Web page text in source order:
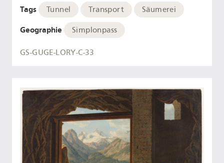
Tags Tunnel Transport Säumerei
Geographie Simplonpass
GS-GUGE-LORY-C-33